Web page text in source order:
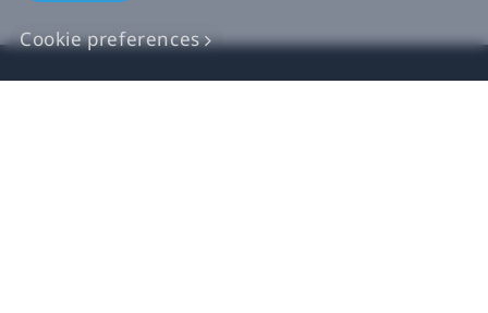
Cookie preferences
Продукт